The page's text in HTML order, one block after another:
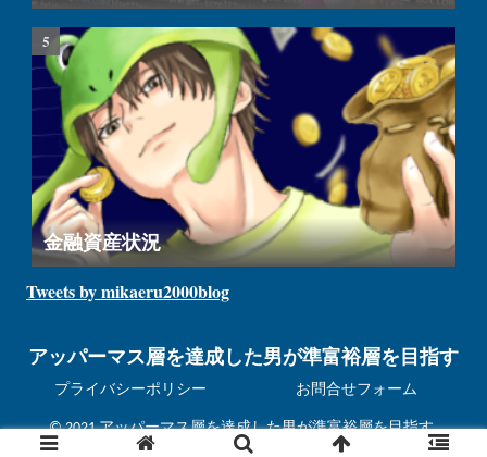
金融資産状況
Tweets by mikaeru2000blog
アッパーマス層を達成した男が準富裕層を目指す
プライバシーポリシー お問合せフォーム
© 2021 アッパーマス層を達成した男が準富裕層を目指す.